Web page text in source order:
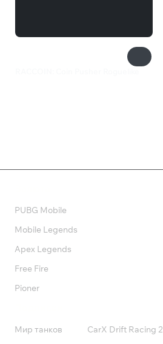
PUBG Mobile
Mobile Legends
Apex Legends
Free Fire
Pioner
Мир танков
CarX Drift Racing 2